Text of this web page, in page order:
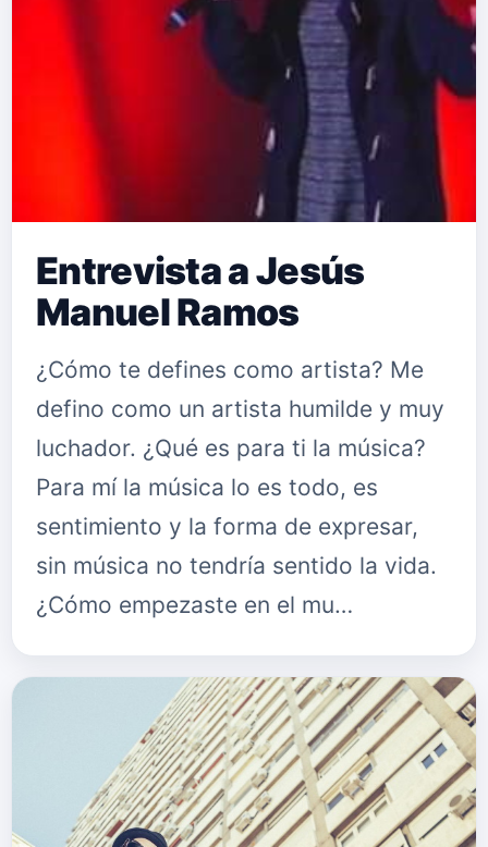
Entrevista a Jesús
Manuel Ramos
¿Cómo te defines como artista? Me
defino como un artista humilde y muy
luchador. ¿Qué es para ti la música?
Para mí la música lo es todo, es
sentimiento y la forma de expresar,
sin música no tendría sentido la vida.
¿Cómo empezaste en el mu…